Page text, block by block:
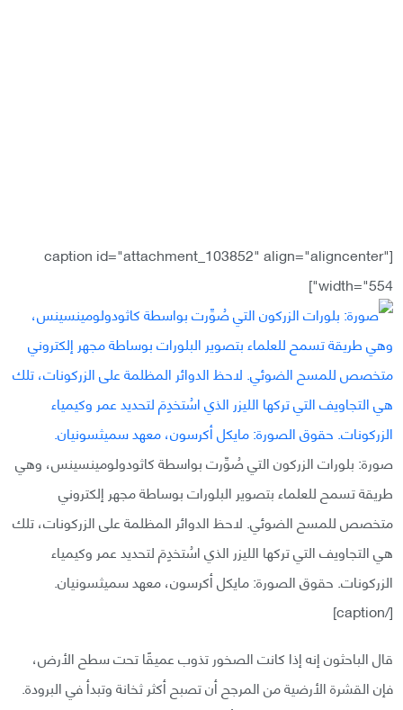
[caption id="attachment_103852" align="aligncenter"
width="554"]
صورة: بلورات الزركون التي صُوِّرت بواسطة كاثودولومينسينس، وهي
طريقة تسمح للعلماء بتصوير البلورات بوساطة مجهر إلكتروني
متخصص للمسح الضوئي. لاحظ الدوائر المظلمة على الزركونات، تلك
هي التجاويف التي تركها الليزر الذي اسُتخدِمَ لتحديد عمر وكيمياء
الزركونات. حقوق الصورة: مايكل أكرسون، معهد سميثسونيان.
[/caption]
قال الباحثون إنه إذا كانت الصخور تذوب عميقًا تحت سطح الأرض،
فإن القشرة الأرضية من المرجح أن تصبح أكثر ثخانة وتبدأ في البرودة.